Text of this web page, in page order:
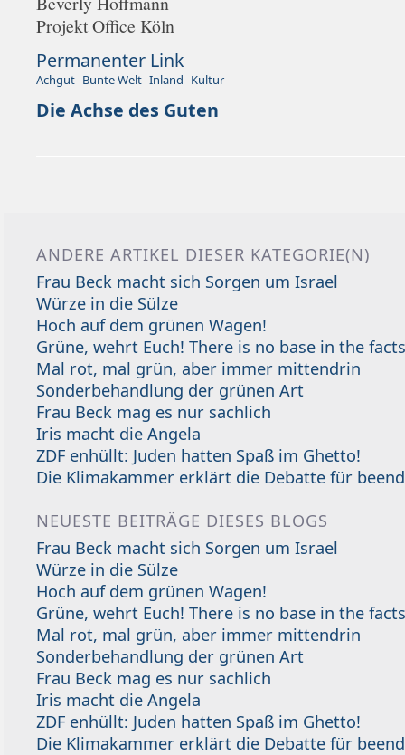
Projekt Office Köln
Permanenter Link
Achgut Bunte Welt Inland Kultur
Die Achse des Guten
ANDERE ARTIKEL DIESER KATEGORIE(N)
Frau Beck macht sich Sorgen um Israel
Würze in die Sülze
Hoch auf dem grünen Wagen!
Grüne, wehrt Euch! There is no base in the
Mal rot, mal grün, aber immer mittendrin
Sonderbehandlung der grünen Art
Frau Beck mag es nur sachlich
Iris macht die Angela
ZDF enhüllt: Juden hatten Spaß im Ghetto!
Die Klimakammer erklärt die Debatte für
NEUESTE BEITRÄGE DIESES BLOGS
Frau Beck macht sich Sorgen um Israel
Würze in die Sülze
Hoch auf dem grünen Wagen!
Grüne, wehrt Euch! There is no base in the
Mal rot, mal grün, aber immer mittendrin
Sonderbehandlung der grünen Art
Frau Beck mag es nur sachlich
Iris macht die Angela
ZDF enhüllt: Juden hatten Spaß im Ghetto!
Die Klimakammer erklärt die Debatte für